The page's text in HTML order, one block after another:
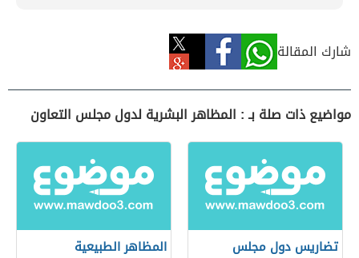
شارك المقالة
مواضيع ذات صلة بـ : المظاهر البشرية لدول مجلس التعاون
تضاريس دول مجلس المظاهر الطبيعية